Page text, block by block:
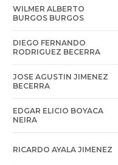
WILMER ALBERTO
BURGOS BURGOS
DIEGO FERNANDO
RODRIGUEZ BECERRA
JOSE AGUSTIN JIMENEZ
BECERRA
EDGAR ELICIO BOYACA
NEIRA
RICARDO AYALA JIMENEZ